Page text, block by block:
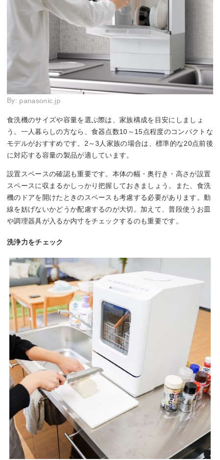
By: panasonic.jp
食洗機のサイズや容量を選ぶ際は、家族構成を目安にしましょ
う。一人暮らしの方なら、食器点数10～15点程度のコンパクトな
モデルがおすすめです。2～3人家族の場合は、標準的な20点前後
に対応する容量の製品が適しています。
設置スペースの確認も重要です。本体の幅・奥行き・高さが設置
スペースに収まるかしっかり把握しておきましょう。また、食洗
機のドアを開けたときのスペースも考慮する必要があります。動
線を妨げないかどうか配慮するのが大切。加えて、普段使うお皿
や調理器具が入るか内寸をチェックするのも重要です。
洗浄力をチェック